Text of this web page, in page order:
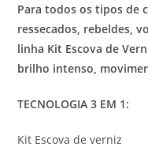
Para todos os tipos de
ressecados, rebeldes,
linha Kit Escova de
brilho intenso,
TECNOLOGIA 3 EM 1:
Kit Escova de verniz